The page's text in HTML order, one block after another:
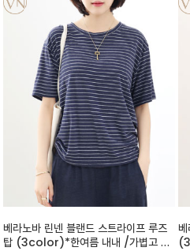
베라노바 린넨 블랜드 스트라이프 루즈
탑 (3color)*한여름 내내 /가볍고 통